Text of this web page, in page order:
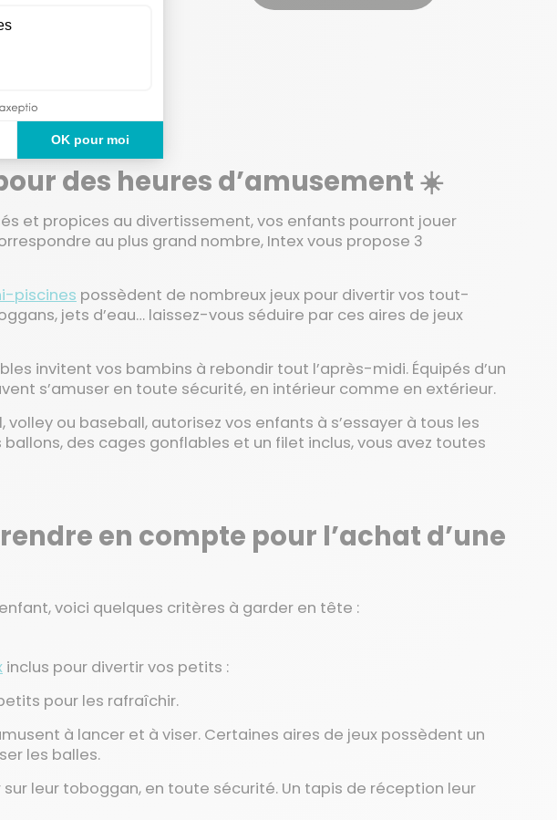
des heures d’amusement ☀️
et propices au divertissement, vos enfants pourront jouer
au plus grand nombre, Intex vous propose 3
piscines possèdent de nombreux jeux pour divertir vos tout-
jets d’eau… laissez-vous séduire par ces aires de jeux
invitent vos bambins à rebondir tout l’après-midi. Équipés d’un
s’amuser en toute sécurité, en intérieur comme en extérieur.
volley ou baseball, autorisez vos enfants à s’essayer à tous les
des cages gonflables et un filet inclus, vous avez toutes
en compte pour l’achat d’une
voici quelques critères à garder en tête :
inclus pour divertir vos petits :
pour les rafraîchir.
à lancer et à viser. Certaines aires de jeux possèdent un
les balles.
sur leur toboggan, en toute sécurité. Un tapis de réception leur